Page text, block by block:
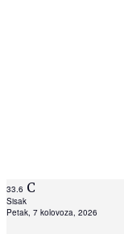
33.6 C
Sisak
Petak, 7 kolovoza, 2026